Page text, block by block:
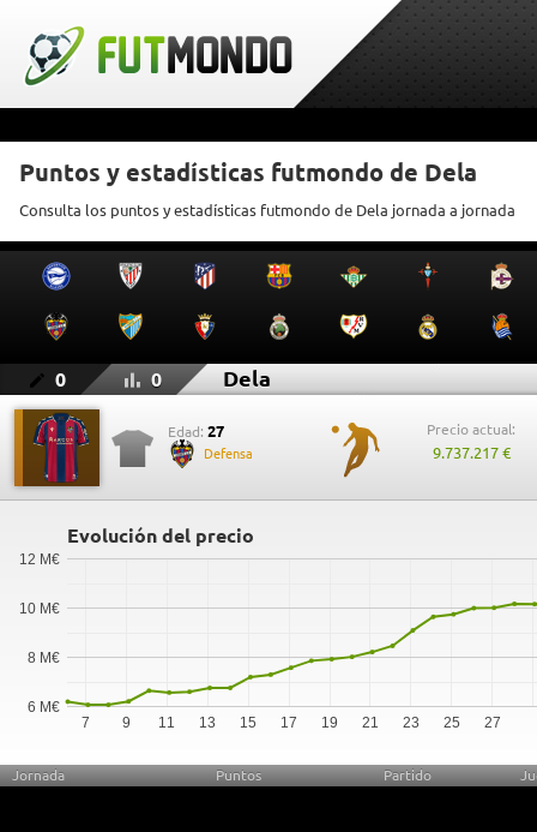
Puntos y estadísticas futmondo de Dela
Consulta los puntos y estadísticas futmondo de Dela jornada a jornada
0 0 Dela
Edad: 27
Defensa
Precio actual:
9.737.217 €
Evolución del precio
7 9 11 13 15 17 19 21 23 25 27
6 M€
8 M€
10 M€
12 M€
Jornada Puntos Partido